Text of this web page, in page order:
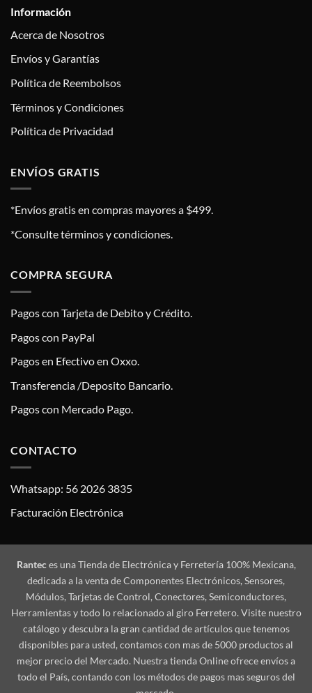
Información
Acerca de Nosotros
Envíos y Garantías
Política de Reembolsos
Términos y Condiciones
Política de Privacidad
ENVÍOS GRATIS
*Envíos gratis en compras mayores a $499.
*Consulte términos y condiciones.
COMPRA SEGURA
Pagos con Tarjeta de Debito y Crédito.
Pagos con PayPal
Pagos en Efectivo en Oxxo.
Transferencia /Deposito Bancario.
Pagos con Mercado Pago.
CONTACTO
Whatsapp: 56 2026 3835
Facturación Electrónica
Ranteces una Tienda de Electrónica y Ferretería 100% Mexicana,
dedicada a la venta de Componentes Electrónicos, Sensores,
Módulos, Tarjetas de Control, Conectores, Semiconductores,
Herramientas y todo lo relacionado al giro Ferretero. Visite nuestro
catálogo y descubra la gran cantidad de artículos que tenemos
disponibles para usted, contamos con mas de 5000 productos al
mejor precio del Mercado. Nuestra tienda Online ofrece envíos a
todo el País, contando con los métodos de pagos mas seguros del